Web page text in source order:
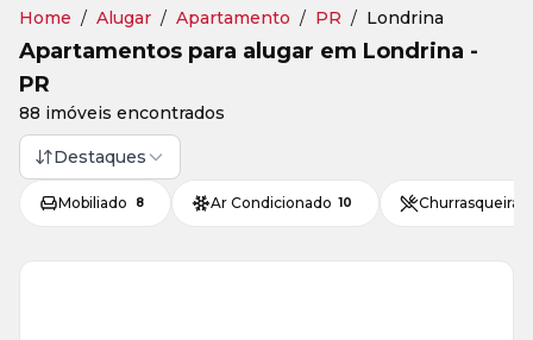
Home / Alugar / Apartamento / PR / Londrina
Apartamentos para alugar em Londrina -
PR
88 imóveis encontrados
Destaques
Mobiliado 8 Ar Condicionado 10 Churrasqueira